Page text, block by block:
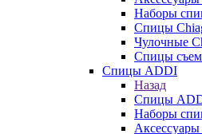
Наборы
Спицы
Чулочные
Спицы
Спицы ADDI
Назад
Спицы
Наборы